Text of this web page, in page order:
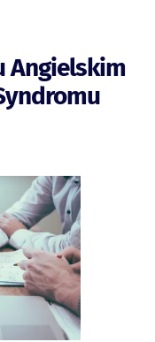
Angielskim